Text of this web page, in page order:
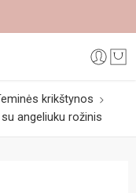
krikštynos
angeliuku rožinis